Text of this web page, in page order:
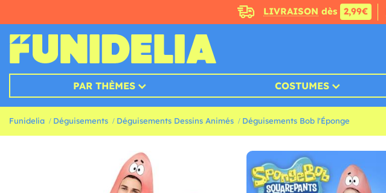
LIVRAISON dès 2,99€
PAR THÈMES COSTUMES
Funidelia Déguisements Déguisements Dessins Animés Déguisements Bob l'Éponge